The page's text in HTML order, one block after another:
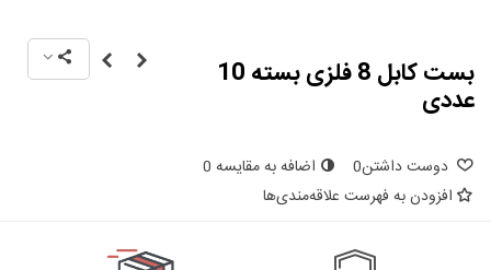
بست کابل 8 فلزی بسته 10
عددی
دوست داشتن0 اضافه به مقایسه 0
افزودن به فهرست علاقه‌مندی‌ها